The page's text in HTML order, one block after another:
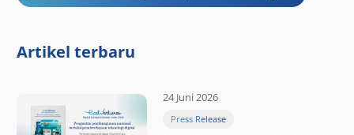
Artikel terbaru
24 Juni 2026
Press Release